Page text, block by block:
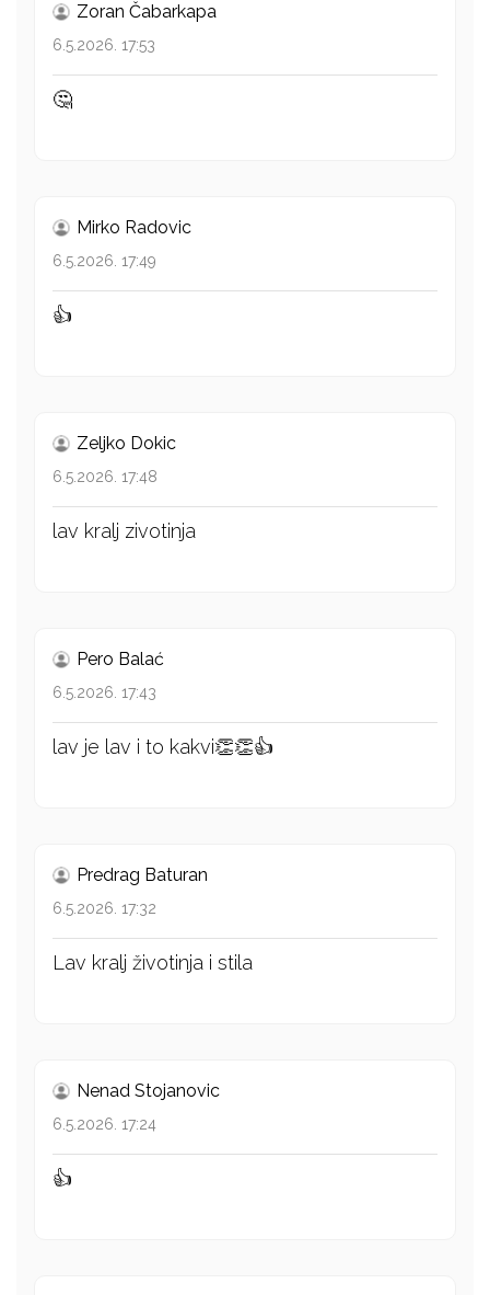
Zoran Čabarkapa
6.5.2026. 17:53
🤔
Mirko Radovic
6.5.2026. 17:49
👍
Zeljko Dokic
6.5.2026. 17:48
lav kralj zivotinja
Pero Balać
6.5.2026. 17:43
lav je lav i to kakvi👏👏👍
Predrag Baturan
6.5.2026. 17:32
Lav kralj životinja i stila
Nenad Stojanovic
6.5.2026. 17:24
👍